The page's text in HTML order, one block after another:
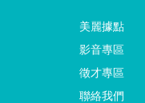
美麗據點
影音專區
徵才專區
聯絡我們